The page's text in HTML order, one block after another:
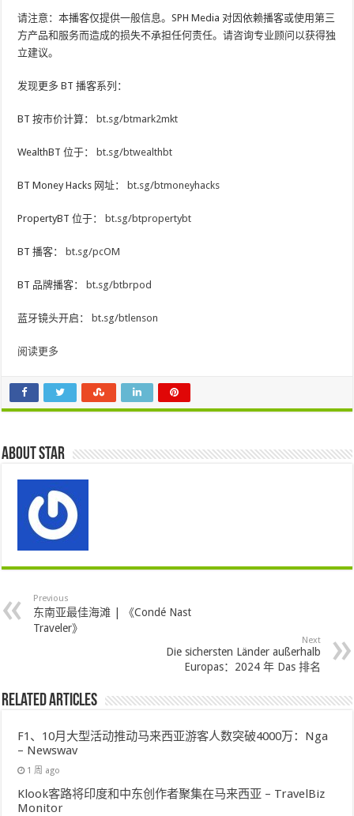
请注意：本播客仅提供一般信息。SPH Media 对因依赖播客或使用第三
方产品和服务而造成的损失不承担任何责任。请咨询专业顾问以获得独
立建议。
发现更多 BT 播客系列：
BT 按市价计算：bt.sg/btmark2mkt
WealthBT 位于：bt.sg/btwealthbt
BT Money Hacks 网址：bt.sg/btmoneyhacks
PropertyBT 位于：bt.sg/btpropertybt
BT 播客：bt.sg/pcOM
BT 品牌播客：bt.sg/btbrpod
蓝牙镜头开启：bt.sg/btlenson
阅读更多
About star
Previous
东南亚最佳海滩 | 《Condé Nast
Traveler》
Next
Die sichersten Länder außerhalb
Europas：2024 年 Das 排名
Related Articles
F1、10月大型活动推动马来西亚游客人数突破4000万：Nga
– Newswav
1 周 ago
Klook客路将印度和中东创作者聚集在马来西亚 – TravelBiz
Monitor